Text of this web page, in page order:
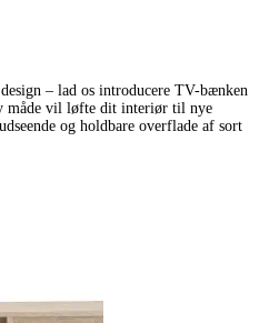
– lad os introducere TV-bænken
måde vil løfte dit interiør til nye
og holdbare overflade af sort